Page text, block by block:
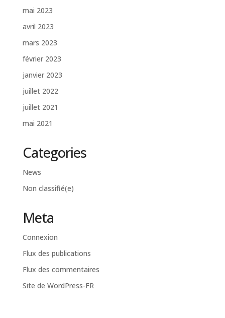
mai 2023
avril 2023
mars 2023
février 2023
janvier 2023
juillet 2022
juillet 2021
mai 2021
Categories
News
Non classifié(e)
Meta
Connexion
Flux des publications
Flux des commentaires
Site de WordPress-FR